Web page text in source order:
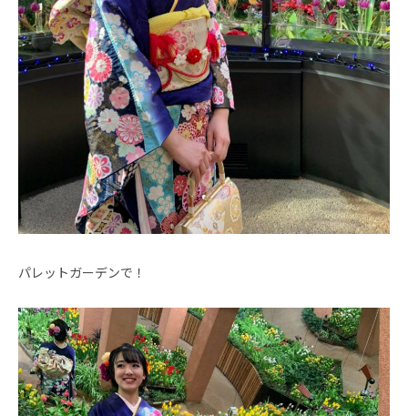
パレットガーデンで！